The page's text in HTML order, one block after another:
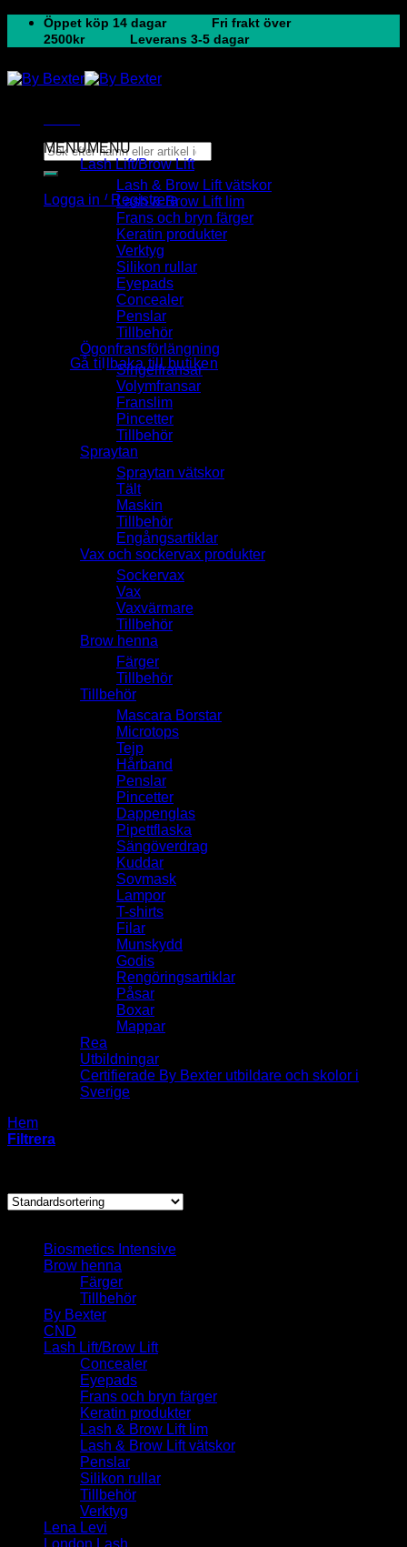
Skip
Öppet köp 14 dagar
Fri frakt över
2500kr
Leverans 3-5 dagar
Sök
efter:
Logga in / Registrera
Inga produkter i varukorgen.
Gå tillbaka till butiken
MENUMENU
Lash Lift/Brow Lift
Lash & Brow Lift vätskor
Lash & Brow Lift lim
Frans och bryn färger
Keratin produkter
Verktyg
Silikon rullar
Eyepads
Concealer
Penslar
Tillbehör
Ögonfransförlängning
Singelfransar
Volymfransar
Franslim
Pincetter
Tillbehör
Spraytan
Spraytan vätskor
Tält
Maskin
Tillbehör
Engångsartiklar
Vax och sockervax produkter
Sockervax
Vax
Vaxvärmare
Tillbehör
Brow henna
Färger
Tillbehör
Tillbehör
Mascara Borstar
Microtops
Tejp
Hårband
Penslar
Pincetter
Dappenglas
Pipettflaska
Sängöverdrag
Kuddar
Sovmask
Lampor
T-shirts
Filar
Munskydd
Godis
Rengöringsartiklar
Påsar
Boxar
Mappar
Rea
Utbildningar
Certifierade By Bexter utbildare och skolor i
Sverige
Hem
Filtrera
Biosmetics Intensive
Brow henna
Färger
Tillbehör
By Bexter
CND
Lash Lift/Brow Lift
Concealer
Eyepads
Frans och bryn färger
Keratin produkter
Lash & Brow Lift lim
Lash & Brow Lift vätskor
Penslar
Silikon rullar
Tillbehör
Verktyg
Lena Levi
London Lash